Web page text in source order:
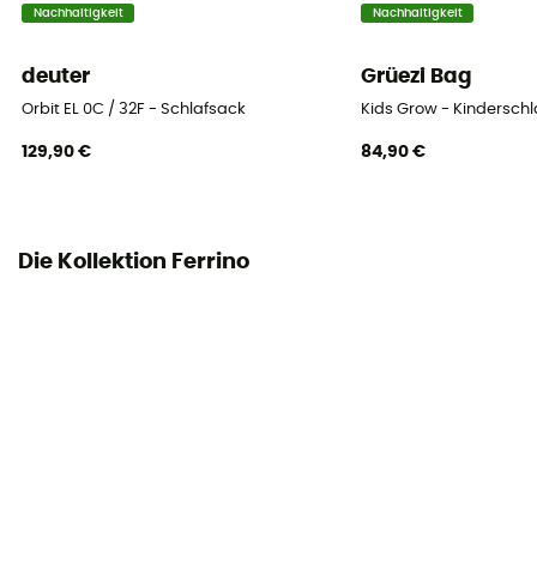
Obermaterial
Nachhaltigkeit
deuter
Orbit EL 0C / 32F - Schlafsack
129,90 €
Nachhaltigkeit
Grüezi Bag
Kids Grow -
84,90 €
Die Kollektion Ferrino